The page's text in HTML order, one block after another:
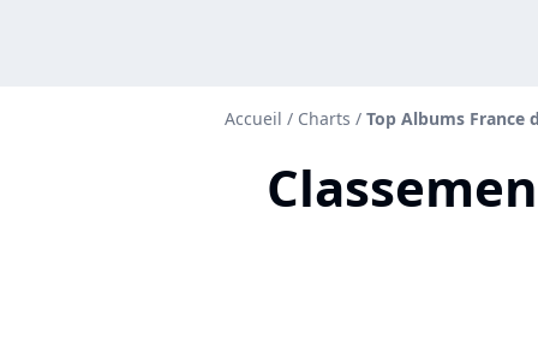
Accueil / Charts / Top Albums France